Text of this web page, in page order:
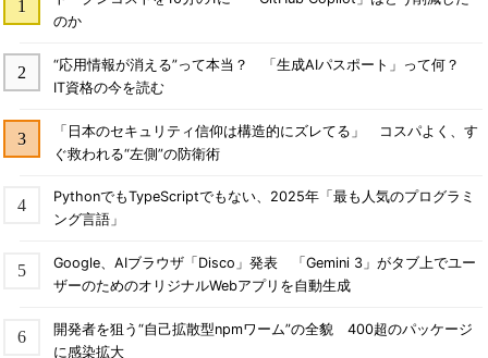
のか
“応用情報が消える”って本当？ 「生成AIパスポート」って何？
IT資格の今を読む
「日本のセキュリティ信仰は構造的にズレてる」 コスパよく、す
ぐ救われる“左側”の防衛術
PythonでもTypeScriptでもない、2025年「最も人気のプログラミ
ング言語」
Google、AIブラウザ「Disco」発表 「Gemini 3」がタブ上でユー
ザーのためのオリジナルWebアプリを自動生成
開発者を狙う“自己拡散型npmワーム”の全貌 400超のパッケージ
に感染拡大